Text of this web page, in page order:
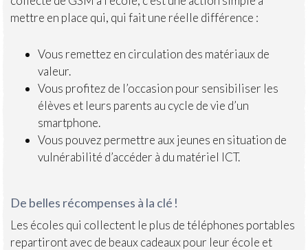
mettre en place qui, qui fait une réelle différence :
Vous remettez en circulation des matériaux de
valeur.
Vous profitez de l’occasion pour sensibiliser les
élèves et leurs parents au cycle de vie d’un
smartphone.
Vous pouvez permettre aux jeunes en situation de
vulnérabilité d’accéder à du matériel ICT.
De belles récompenses à la clé !
Les écoles qui collectent le plus de téléphones portables
repartiront avec de beaux cadeaux pour leur école et